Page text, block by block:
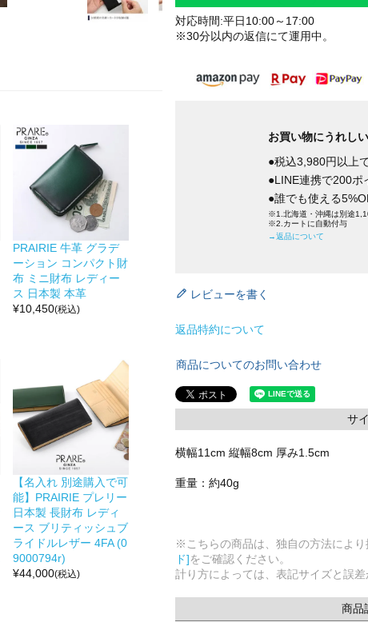
PRAIRIE 牛革 グラデ
ーション コンパクト財
布 ミニ財布 レディー
ス 日本製 本革
¥10,450(税込)
【名入れ 別途購入で可
能】PRAIRIE プレリー
日本製 長財布 レディ
ース ブリティッシュブ
ライドルレザー 4FA (0
9000794r)
¥44,000(税込)
対応時間:平日10:00～17:00
※30分以内の返信にて運用中。
お買い物にうれし
●税込3,980円以上
●LINE連携で200ポ
●誰でも使える
※1.北海道・沖縄は別途
※2.カートに自動付与
→返品について
レビューを書く
返品特約について
商品についてのお問い合わせ
サ
横幅11cm 縦幅8cm 厚み1.5cm
重量：約40g
※こちらの商品は、独自の方法によ
ド]をご確認ください。
計り方によっては、表記サイズと誤差
商品